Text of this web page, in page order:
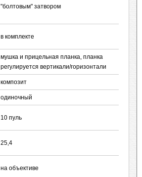
"болтовым" затвором
в комплекте
мушка и прицельная планка, планка
регулируется вертикали/горизонтали
композит
одиночный
10 пуль
25,4
на объективе